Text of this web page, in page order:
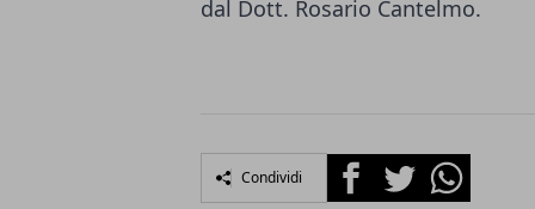
dal Dott. Rosario Cantelmo.
Condividi FacebookTwitterWhatsapp